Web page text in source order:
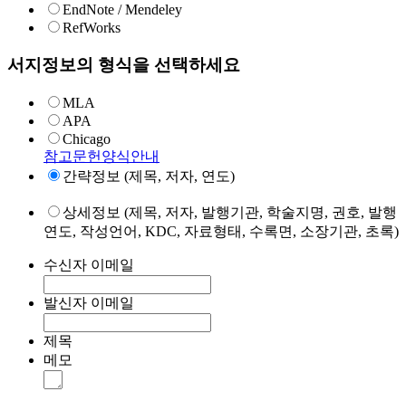
EndNote / Mendeley
RefWorks
서지정보의 형식을 선택하세요
MLA
APA
Chicago
참고문헌양식안내
간략정보 (제목, 저자, 연도)
상세정보 (제목, 저자, 발행기관, 학술지명, 권호, 발행
연도, 작성언어, KDC, 자료형태, 수록면, 소장기관, 초록)
수신자 이메일
발신자 이메일
제목
메모